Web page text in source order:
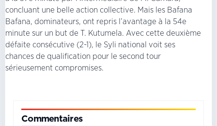
concluant une belle action collective. Mais les Bafana
Bafana, dominateurs, ont repris l’avantage à la 54e
minute sur un but de T. Kutumela. Avec cette deuxième
défaite consécutive (2-1), le Syli national voit ses
chances de qualification pour le second tour
sérieusement compromises.
Commentaires